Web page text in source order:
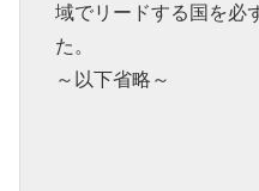
域でリードする国を必
た。
～以下省略～